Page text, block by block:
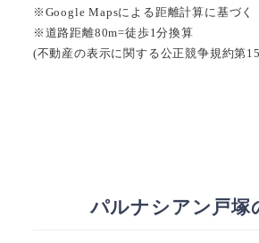
※Google Mapsによる距離計算に基づく
※道路距離80m=徒歩1分換算
(不動産の表示に関する公正競争規約第
パルナシアン戸塚